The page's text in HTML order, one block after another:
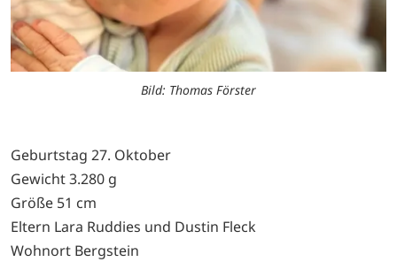
Bild: Thomas Förster
Geburtstag 27. Oktober
Gewicht 3.280 g
Größe 51 cm
Eltern Lara Ruddies und Dustin Fleck
Wohnort Bergstein